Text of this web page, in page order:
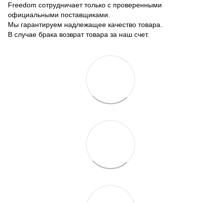
Freedom сотрудничает только с проверенными
официальными поставщиками.
Мы гарантируем надлежащее качество товара.
В случае брака возврат товара за наш счет.